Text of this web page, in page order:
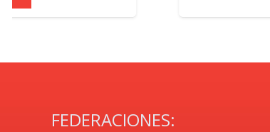
FEDERACIONES: